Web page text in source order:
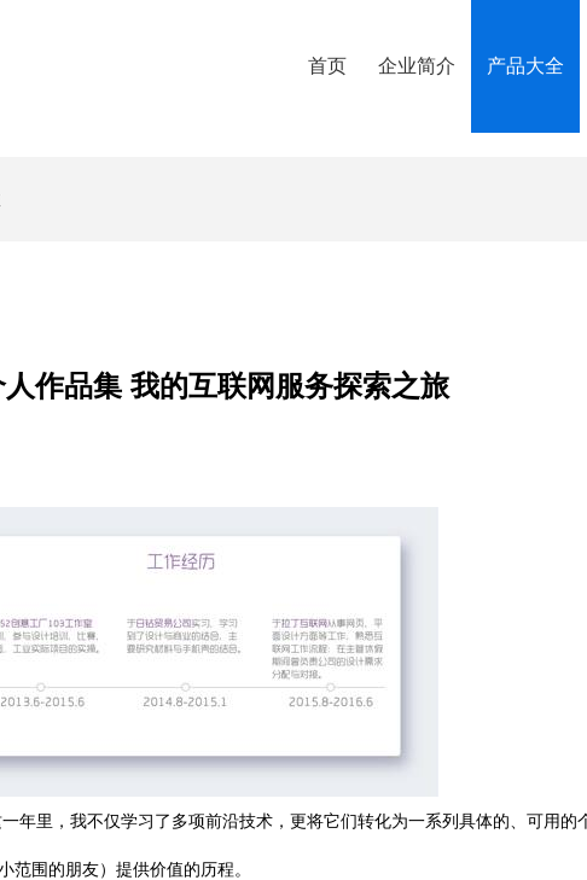
首页 企业简介 产品大全
作品集 我的互联网服务探索之旅
年里，我不仅学习了多项前沿技术，更将它们转化为一系列具体的、可用
围的朋友）提供价值的历程。